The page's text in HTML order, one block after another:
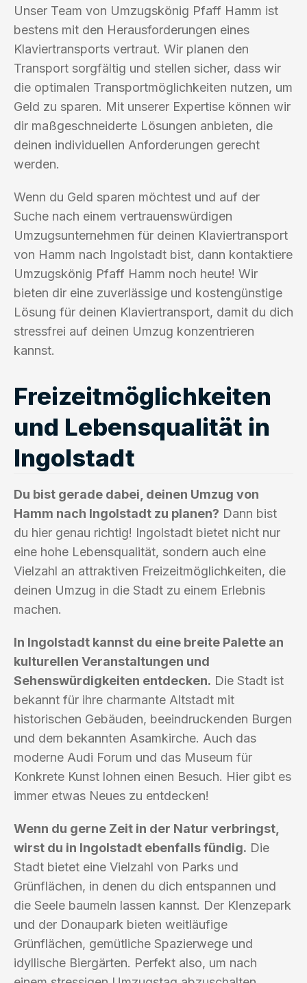
Unser Team von Umzugskönig Pfaff Hamm ist
bestens mit den Herausforderungen eines
Klaviertransports vertraut. Wir planen den
Transport sorgfältig und stellen sicher, dass wir
die optimalen Transportmöglichkeiten nutzen, um
Geld zu sparen. Mit unserer Expertise können wir
dir maßgeschneiderte Lösungen anbieten, die
deinen individuellen Anforderungen gerecht
werden.
Wenn du Geld sparen möchtest und auf der
Suche nach einem vertrauenswürdigen
Umzugsunternehmen für deinen Klaviertransport
von Hamm nach Ingolstadt bist, dann kontaktiere
Umzugskönig Pfaff Hamm noch heute! Wir
bieten dir eine zuverlässige und kostengünstige
Lösung für deinen Klaviertransport, damit du dich
stressfrei auf deinen Umzug konzentrieren
kannst.
Freizeitmöglichkeiten
und Lebensqualität in
Ingolstadt
Du bist gerade dabei, deinen Umzug von
Hamm nach Ingolstadt zu planen? Dann bist
du hier genau richtig! Ingolstadt bietet nicht nur
eine hohe Lebensqualität, sondern auch eine
Vielzahl an attraktiven Freizeitmöglichkeiten, die
deinen Umzug in die Stadt zu einem Erlebnis
machen.
In Ingolstadt kannst du eine breite Palette an
kulturellen Veranstaltungen und
Sehenswürdigkeiten entdecken. Die Stadt ist
bekannt für ihre charmante Altstadt mit
historischen Gebäuden, beeindruckenden Burgen
und dem bekannten Asamkirche. Auch das
moderne Audi Forum und das Museum für
Konkrete Kunst lohnen einen Besuch. Hier gibt es
immer etwas Neues zu entdecken!
Wenn du gerne Zeit in der Natur verbringst,
wirst du in Ingolstadt ebenfalls fündig. Die
Stadt bietet eine Vielzahl von Parks und
Grünflächen, in denen du dich entspannen und
die Seele baumeln lassen kannst. Der Klenzepark
und der Donaupark bieten weitläufige
Grünflächen, gemütliche Spazierwege und
idyllische Biergärten. Perfekt also, um nach